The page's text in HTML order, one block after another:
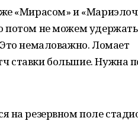
«Мирасом» и
потом не можем удержать
Это немаловажно. Ломает
ставки большие. Нужна
на резервном поле